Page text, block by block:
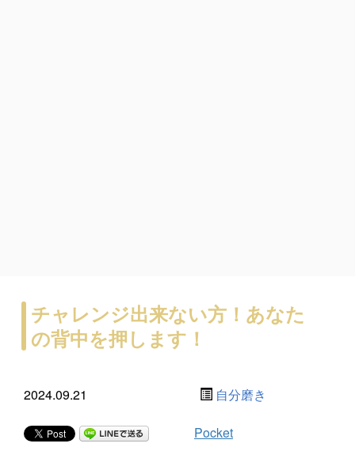
チャレンジ出来ない方！あなた
の背中を押します！
2024.09.21 自分磨き
Pocket